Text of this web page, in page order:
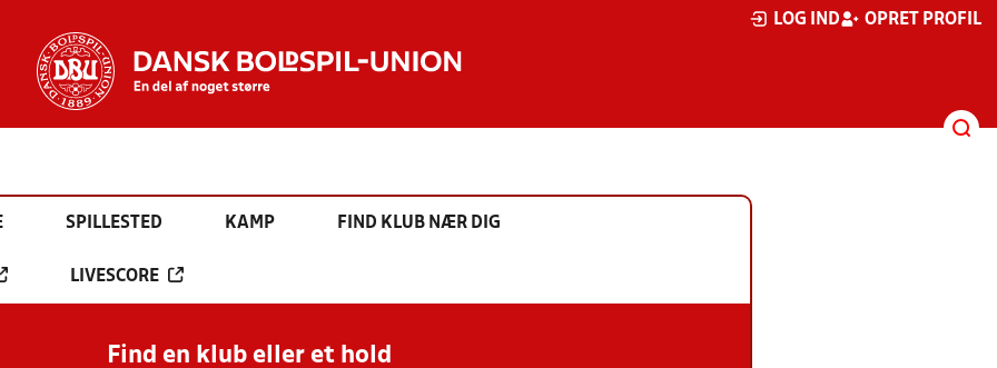
LOG IND OPRET PROFIL
SPILLESTED KAMP FIND KLUB NÆR DIG
LIVESCORE
Find en klub eller et hold